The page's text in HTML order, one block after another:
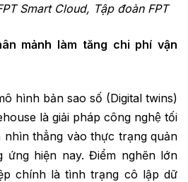
Smart Cloud, Tập đoàn FPT
mảnh làm tăng chi phí vận
hình bản sao số (Digital twins)
là giải pháp công nghệ tối
nhìn thẳng vào thực trạng quản
ứng hiện nay. Điểm nghẽn lớn
chính là tình trạng cô lập dữ